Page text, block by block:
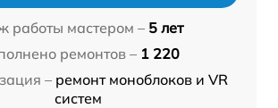
работы мастером – 5 лет
ремонтов – 1 220
– ремонт моноблоков и VR
систем